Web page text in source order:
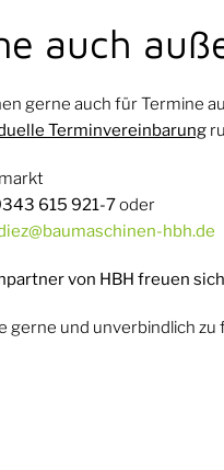
auch
gerne auch für Termine
Terminvereinbarung
615 921-7oder
hbh.de
von HBH freuen
gerne und unverbindlich